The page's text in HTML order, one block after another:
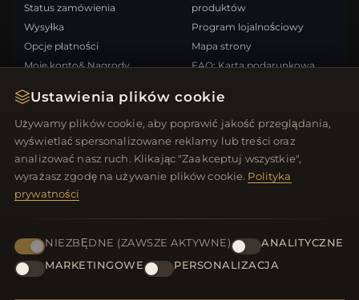
Ustawienia plików cookie
Używamy plików cookie, aby poprawić jakość przeglądania,
wyświetlać spersonalizowane reklamy lub treści oraz
analizować nasz ruch. Klikając "Zaakceptuj wszystkie",
wyrażasz zgodę na używanie plików cookie. Polityka
prywatności
NIEZBĘDNE (ZAWSZE AKTYWNE)
ANALITYCZNE
MARKETINGOWE
PERSONALIZACJA
Status zamówienia
Wysyłka
Opcje płatności
Moje konto& Nagrody
produktów
Program lojalnościowy
Mapa strony
FAQ: Karta podarunkowa
Wypisz się z newslettera
SZYBKIE LINKI
Nowe produkty
Oferty specjalne
Recenzje
Zaloguj się
ŚLEDŹ NAS